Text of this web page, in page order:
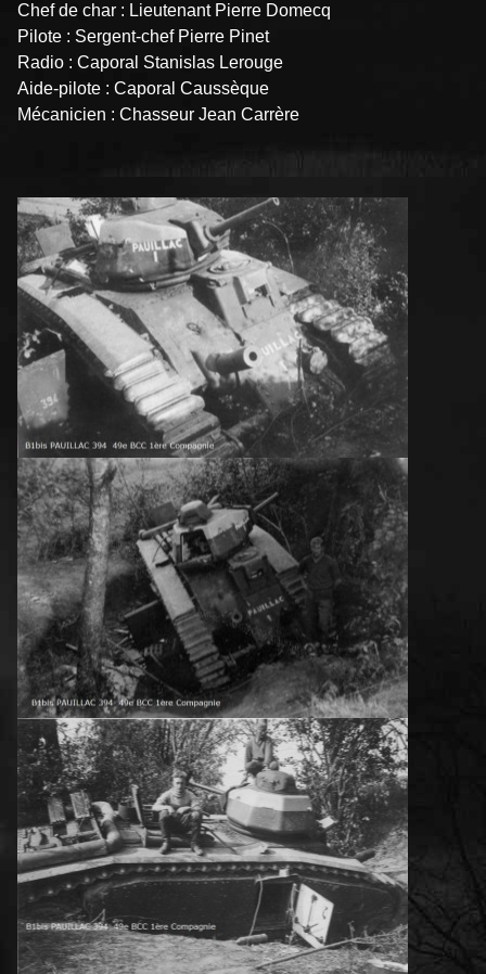
Chef de char : Lieutenant Pierre Domecq
Pilote : Sergent-chef Pierre Pinet
Radio : Caporal Stanislas Lerouge
Aide-pilote : Caporal Caussèque
Mécanicien : Chasseur Jean Carrère